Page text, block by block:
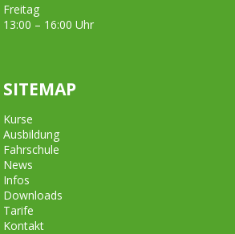
Freitag
13:00 – 16:00 Uhr
SITEMAP
Kurse
Ausbildung
Fahrschule
News
Infos
Downloads
Tarife
Kontakt